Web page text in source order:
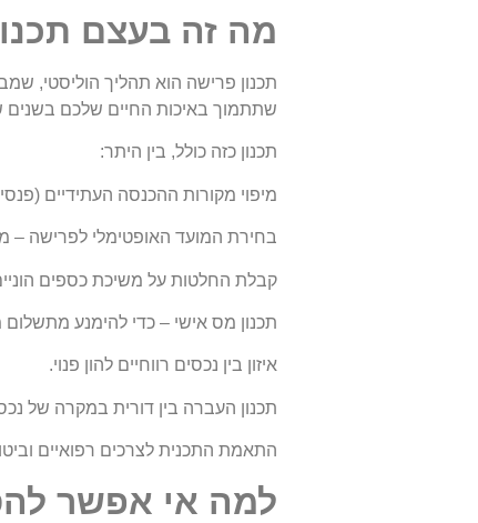
מה זה בעצם
תכנון פרישה הוא תהליך הוליסטי,
שתתמוך באיכות החיים שלכם בשנים
תכנון כזה כולל, בין היתר:
מיפוי מקורות ההכנסה העתידיים
בחירת המועד האופטימלי לפרישה –
קבלת החלטות על משיכת כספים
תכנון מס אישי – כדי להימנע
איזון בין נכסים רווחיים להון פנוי.
תכנון העברה בין דורית במקרה של
התאמת התכנית לצרכים רפואיים
למה אי אפשר